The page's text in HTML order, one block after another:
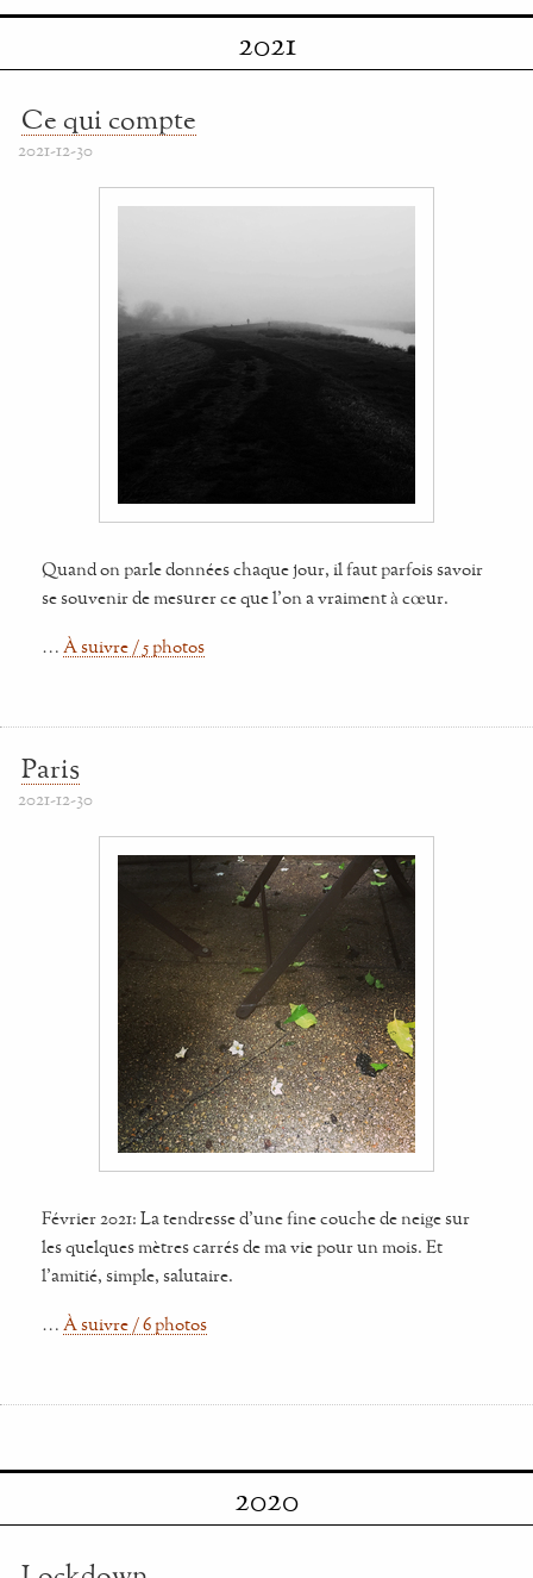
2021
Ce qui compte
2021-12-30
Quand on parle données chaque jour, il faut parfois savoir
se souvenir de mesurer ce que l'on a vraiment à cœur.
… À suivre / 5 photos
Paris
2021-12-30
Février 2021: La tendresse d'une fine couche de neige sur
les quelques mètres carrés de ma vie pour un mois. Et
l'amitié, simple, salutaire.
… À suivre / 6 photos
2020